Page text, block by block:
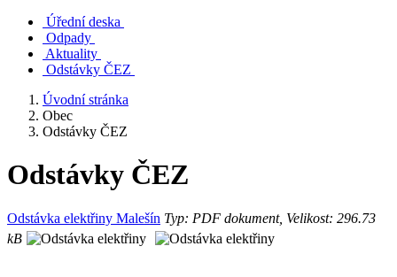
Úřední deska
Odpady
Aktuality
Odstávky ČEZ
Úvodní stránka
Obec
Odstávky ČEZ
Odstávky ČEZ
Odstávka elektřiny Malešín Typ: PDF dokument, Velikost: 296.73
kB